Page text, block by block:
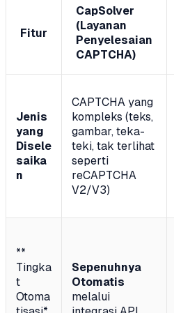
Fitur
CapSolver
(Layanan
Penyelesaian
CAPTCHA)
Jenis
yang
Disele
saika
n
CAPTCHA yang
kompleks (teks,
gambar, teka-
teki, tak terlihat
seperti
reCAPTCHA
V2/V3)
**
Tingka
t
Otoma
Sepenuhnya
Otomatis
melalui